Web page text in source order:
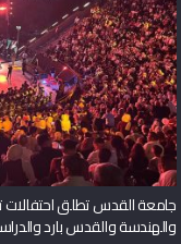
جامعة القدس تطلق احتفالات
والهندسة والقدس بارد